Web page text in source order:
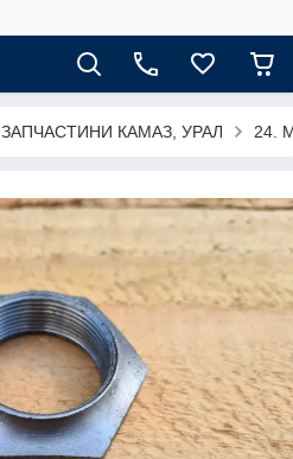
ЗАПЧАСТИНИ КАМАЗ, УРАЛ 24.